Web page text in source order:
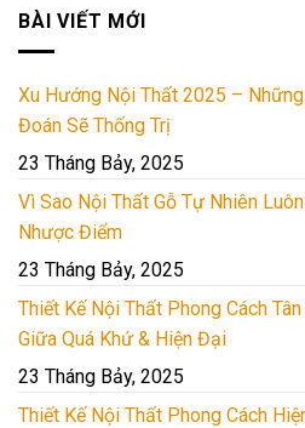
BÀI VIẾT MỚI
Xu Hướng Nội Thất 2025 –
Đoán Sẽ Thống Trị
23 Tháng Bảy, 2025
Vì Sao Nội Thất Gỗ Tự Nhiên
Nhược Điểm
23 Tháng Bảy, 2025
Thiết Kế Nội Thất Phong Cách
Giữa Quá Khứ & Hiện Đại
23 Tháng Bảy, 2025
Thiết Kế Nội Thất Phong Cách